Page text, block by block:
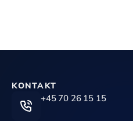
KONTAKT
+45 70 26 15 15